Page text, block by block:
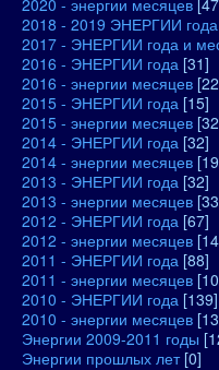
2020 - энергии месяцев
2018 - 2019 ЭНЕРГИИ
2017 - ЭНЕРГИИ года и
2016 - ЭНЕРГИИ года [31]
2016 - энергии месяцев
2015 - ЭНЕРГИИ года [15]
2015 - энергии месяцев
2014 - ЭНЕРГИИ года [32]
2014 - энергии месяцев
2013 - ЭНЕРГИИ года [32]
2013 - энергии месяцев
2012 - ЭНЕРГИИ года [67]
2012 - энергии месяцев
2011 - ЭНЕРГИИ года [88]
2011 - энергии месяцев
2010 - ЭНЕРГИИ года [139]
2010 - энергии месяцев
Энергии 2009-2011 годы
Энергии прошлых лет [0]